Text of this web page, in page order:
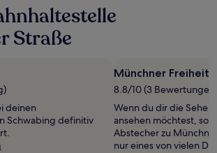
Straße
deinen
Schwabing definitiv
Münchner Freiheit
8.8/10 (3 Bewertungen)
Wenn du dir die
ansehen möchtest,
Abstecher zu
nur eines von vielen